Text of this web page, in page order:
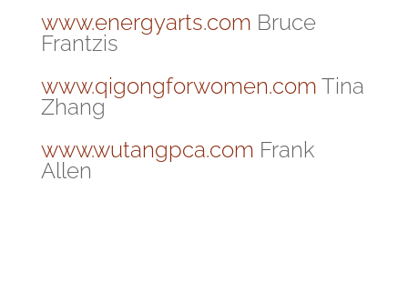
www.energyarts.com Bruce
Frantzis
www.qigongforwomen.com Tina
Zhang
www.wutangpca.com Frank
Allen